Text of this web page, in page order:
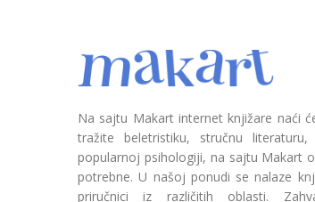
Na sajtu Makart internet knjižare naći
tražite beletristiku, stručnu
popularnoj psihologiji, na sajtu Makart
potrebne. U našoj ponudi se nalaze
priručnici iz različitih oblasti.